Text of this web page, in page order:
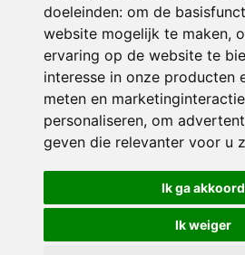
doeleinden: om de
website mogelijk te maken,
ervaring op de website te
interesse in onze producten
meten en
personaliseren, om
geven die relevanter voor u
Ik ga akkoord
Ik weiger
© 2026 Sint Bernardus | Alle
Privacy policy|Disclaimer|
voorkeuren
Crealisatie The